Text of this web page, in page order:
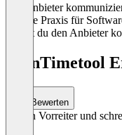
Der Anbieter
übliche Praxis für
kannst du den Anbieter
openTimetool
Bewerten
Sei ein Vorreiter und